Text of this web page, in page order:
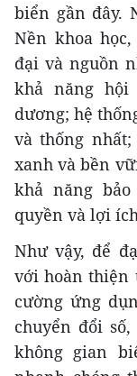
biển gần đây.
Nền khoa
đại và nguồn
khả năng
dương; hệ
và thống
xanh và bền
khả năng
quyền và lợi
Như vậy, để
với hoàn thiện
cường ứng
chuyển đổi
không gian